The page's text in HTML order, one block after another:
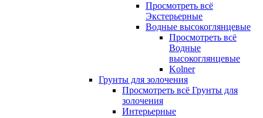
Просмотреть всё
Экстерьерные
Водные высокоглянцевые
Просмотреть всё
Водные
высокоглянцевые
Kolner
Грунты для золочения
Просмотреть всё Грунты для
золочения
Интерьерные